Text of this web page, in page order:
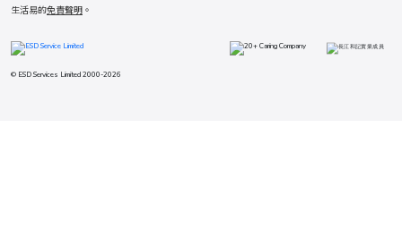
生活易的免責聲明 。
© ESD Services Limited 2000-2026